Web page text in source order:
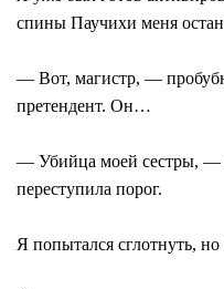
спины Паучихи меня
― Вот, магистр, ―
претендент. Он…
― Убийца моей сестры, ―
переступила порог.
Я попытался сглотнуть,